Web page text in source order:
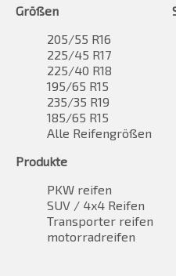
Größen
205/55 R16
225/45 R17
225/40 R18
195/65 R15
235/35 R19
185/65 R15
Alle Reifengrößen
Produkte
PKW reifen
SUV / 4x4 Reifen
Transporter reifen
motorradreifen